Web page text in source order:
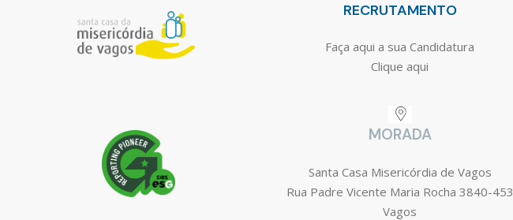
RECRUTAMENTO
Faça aqui a sua Candidatura
Clique aqui
MORADA
Santa Casa Misericórdia de Vagos
Rua Padre Vicente Maria Rocha 3840-453
Vagos